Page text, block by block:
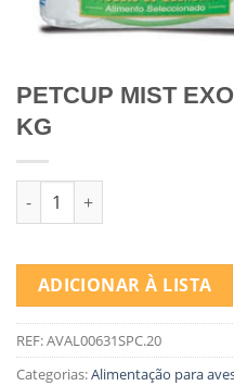
PETCUP MIST
KG
Quantidade de PETCUP MIST
ADICIONAR À LISTA
REF:AVAL00631SPC.20
Categorias:Alimentação para